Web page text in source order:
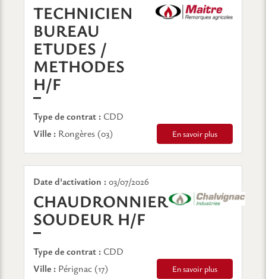
TECHNICIEN
BUREAU
ETUDES /
METHODES
H/F
Type de contrat : CDD
Ville : Rongères (03) En savoir plus
Date d'activation :03/07/2026
CHAUDRONNIER
SOUDEUR H/F
Type de contrat : CDD
Ville : Pérignac (17) En savoir plus